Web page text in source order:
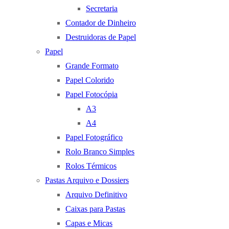
Secretaria
Contador de Dinheiro
Destruidoras de Papel
Papel
Grande Formato
Papel Colorido
Papel Fotocópia
A3
A4
Papel Fotográfico
Rolo Branco Simples
Rolos Térmicos
Pastas Arquivo e Dossiers
Arquivo Definitivo
Caixas para Pastas
Capas e Micas